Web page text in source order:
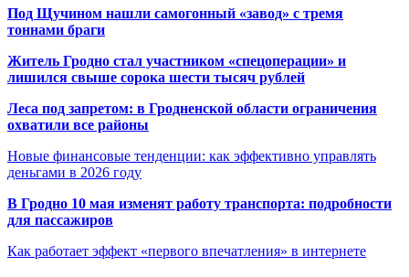
Под Щучином нашли самогонный «завод» с тремя
тоннами браги
Житель Гродно стал участником «спецоперации» и
лишился свыше сорока шести тысяч рублей
Леса под запретом: в Гродненской области ограничения
охватили все районы
Новые финансовые тенденции: как эффективно управлять
деньгами в 2026 году
В Гродно 10 мая изменят работу транспорта: подробности
для пассажиров
Как работает эффект «первого впечатления» в интернете